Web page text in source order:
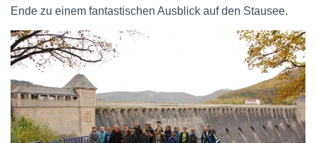
Ende zu einem fantastischen Ausblick auf den Stausee.